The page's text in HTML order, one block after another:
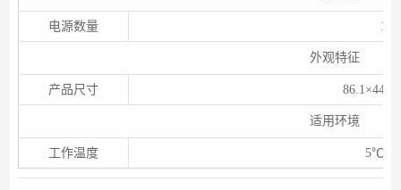
电源数量 1个
外观特征
产品尺寸
适用环境
工作温度 5℃-